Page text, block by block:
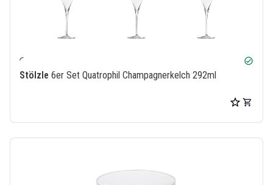
check_circle
Stölzle 6er Set Quatrophil Champagnerkelch 292ml